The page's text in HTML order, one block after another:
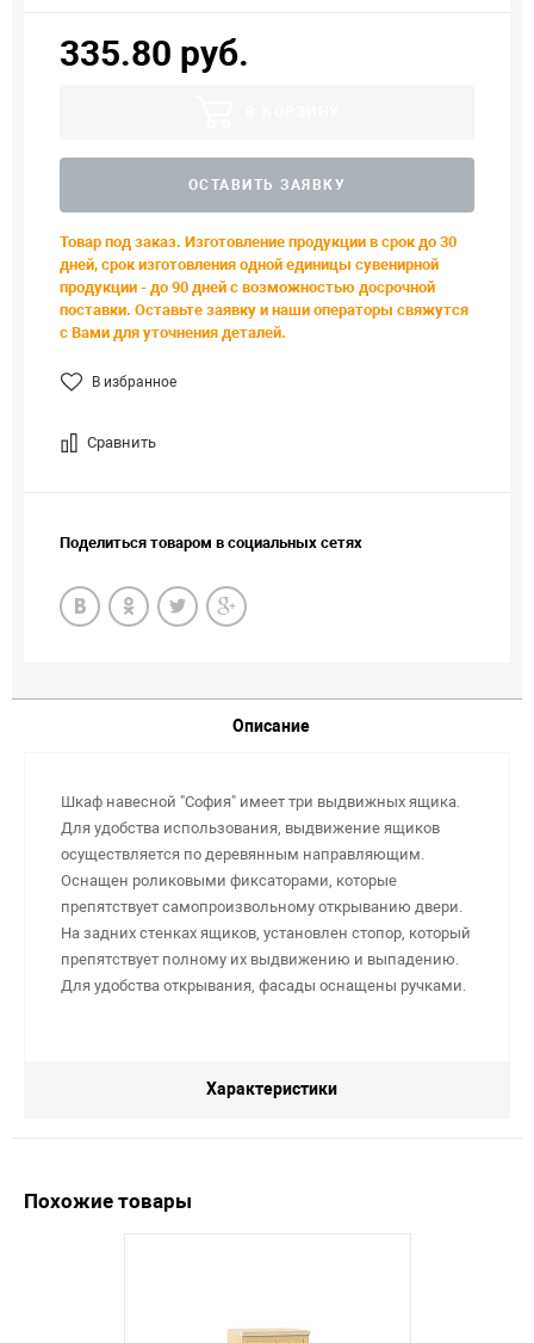
335.80 руб.
ОСТАВИТЬ ЗАЯВКУ
Товар под заказ. Изготовление продукции в срок до 30
дней, срок изготовления одной единицы сувенирной
продукции - до 90 дней с возможностью досрочной
поставки. Оставьте заявку и наши операторы свяжутся
с Вами для уточнения деталей.
В избранное
Сравнить
Поделиться товаром в социальных сетях
Описание
Шкаф навесной "София" имеет три выдвижных ящика.
Для удобства использования, выдвижение ящиков
осуществляется по деревянным направляющим.
Оснащен роликовыми фиксаторами, которые
препятствует самопроизвольному открыванию двери.
На задних стенках ящиков, установлен стопор, который
препятствует полному их выдвижению и выпадению.
Для удобства открывания, фасады оснащены ручками.
Характеристики
Похожие товары